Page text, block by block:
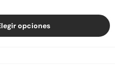
opciones